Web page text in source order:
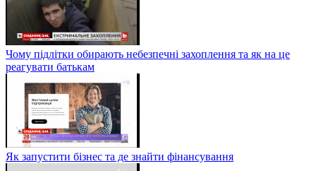
Чому підлітки обирають небезпечні захоплення та як на це
реагувати батькам
Як запустити бізнес та де знайти фінансування